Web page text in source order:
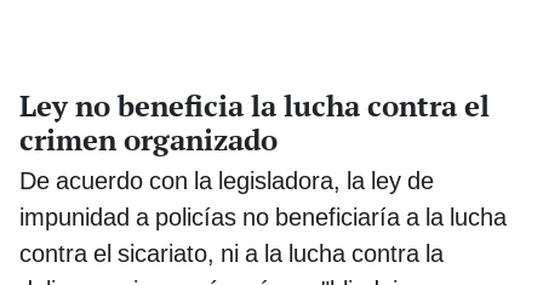
Ley no beneficia la lucha contra el
crimen organizado
De acuerdo con la legisladora, la ley de
impunidad a policías no beneficiaría a la lucha
contra el sicariato, ni a la lucha contra la